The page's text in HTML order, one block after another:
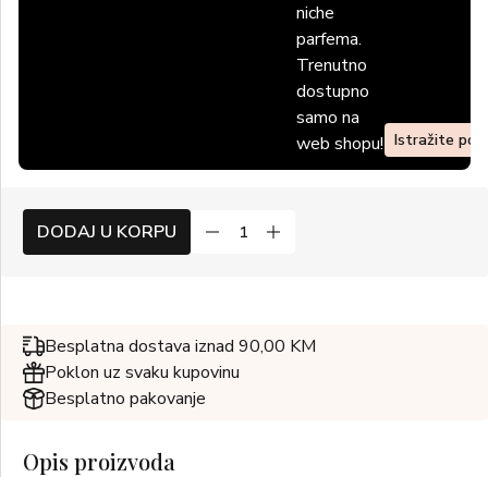
niche
parfema.
Trenutno
dostupno
samo na
web shopu! Istražite
DODAJ U KORPU
Besplatna dostava iznad 90,00 KM
Poklon uz svaku kupovinu
Besplatno pakovanje
Opis proizvoda